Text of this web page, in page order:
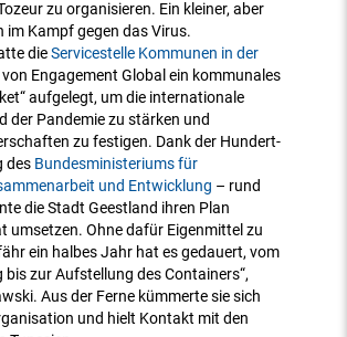
zu organisieren. Ein kleiner, aber
im Kampf gegen das Virus.
dieServicestelle Kommunen in der
von Engagement Global ein kommunales
aufgelegt, um die internationale
der Pandemie zu stärken und
zu festigen. Dank der Hundert-
des Bundesministeriums für
und Entwicklung – rund
die Stadt Geestland ihren Plan
umsetzen. Ohne dafür Eigenmittel zu
ein halbes Jahr hat es gedauert, vom
zur Aufstellung des Containers“,
Aus der Ferne kümmerte sie sich
und hielt Kontakt mit den